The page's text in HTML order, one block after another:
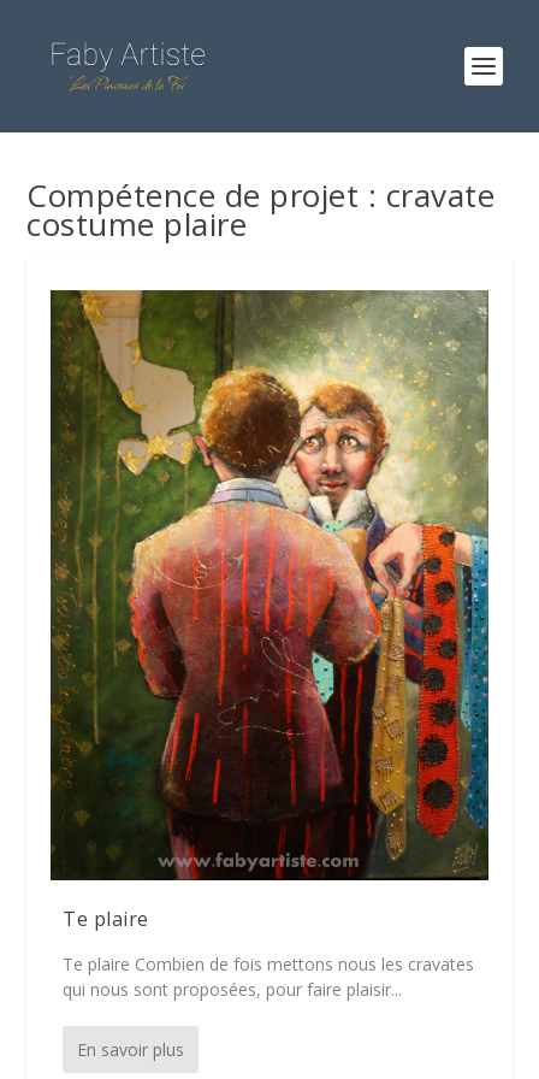
Compétence de projet : cravate
costume plaire
Te plaire
Te plaire Combien de fois mettons nous les cravates
qui nous sont proposées, pour faire plaisir...
En savoir plus